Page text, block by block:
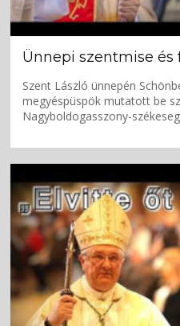
Ünnepi szentmise
Szent László ünnepén
megyéspüspök mutatott be
Nagyboldogasszony-